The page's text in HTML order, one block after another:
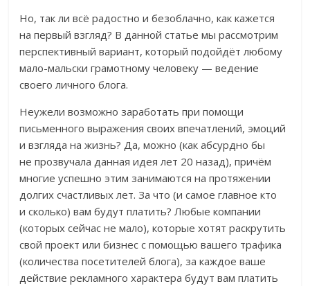
Но, так ли всё радостно и безоблачно, как кажется
на первый взгляд? В данной статье мы рассмотрим
перспективный вариант, который подойдёт любому
мало-мальски грамотному человеку — ведение
своего личного блога.
Неужели возможно заработать при помощи
письменного выражения своих впечатлений, эмоций
и взгляда на жизнь? Да, можно (как абсурдно бы
не прозвучала данная идея лет 20 назад), причём
многие успешно этим занимаются на протяжении
долгих счастливых лет. За что (и самое главное кто
и сколько) вам будут платить? Любые компании
(которых сейчас не мало), которые хотят раскрутить
свой проект или бизнес с помощью вашего трафика
(количества посетителей блога), за каждое ваше
действие рекламного характера будут вам платить